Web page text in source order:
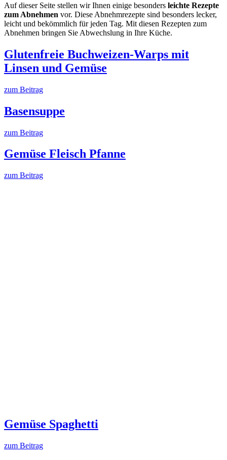
Auf dieser Seite stellen wir Ihnen einige besonders leichte Rezepte
zum Abnehmen vor. Diese Abnehmrezepte sind besonders lecker,
leicht und bekömmlich für jeden Tag. Mit diesen Rezepten zum
Abnehmen bringen Sie Abwechslung in Ihre Küche.
Glutenfreie Buchweizen-Warps mit
Linsen und Gemüse
zum Beitrag
Basensuppe
zum Beitrag
Gemüse Fleisch Pfanne
zum Beitrag
Gemüse Spaghetti
zum Beitrag